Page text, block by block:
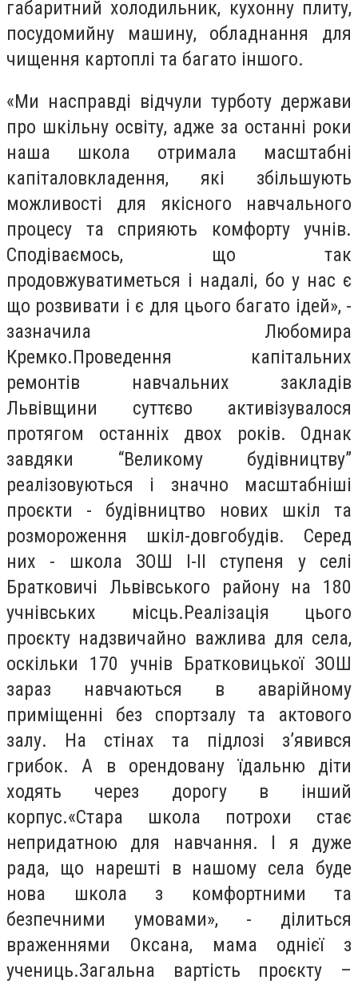
габаритний холодильник, кухонну плиту,
посудомийну машину, обладнання для
чищення картоплі та багато іншого.
«Ми насправді відчули турботу держави
про шкільну освіту, адже за останні роки
наша школа отримала масштабні
капіталовкладення, які збільшують
можливості для якісного навчального
процесу та сприяють комфорту учнів.
Сподіваємось, що так
продовжуватиметься і надалі, бо у нас є
що розвивати і є для цього багато ідей», -
зазначила Любомира
Кремко.Проведення капітальних
ремонтів навчальних закладів
Львівщини суттєво активізувалося
протягом останніх двох років. Однак
завдяки “Великому будівництву”
реалізовуються і значно масштабніші
проєкти - будівництво нових шкіл та
розмороження шкіл-довгобудів. Серед
них - школа ЗОШ І-ІІ ступеня у селі
Братковичі Львівського району на 180
учнівських місць.Реалізація цього
проєкту надзвичайно важлива для села,
оскільки 170 учнів Братковицької ЗОШ
зараз навчаються в аварійному
приміщенні без спортзалу та актового
залу. На стінах та підлозі з’явився
грибок. А в орендовану їдальню діти
ходять через дорогу в інший
корпус.«Стара школа потрохи стає
непридатною для навчання. І я дуже
рада, що нарешті в нашому села буде
нова школа з комфортними та
безпечними умовами», - ділиться
враженнями Оксана, мама однієї з
учениць.Загальна вартість проєкту –